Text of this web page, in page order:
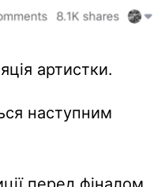
артистки.
наступним